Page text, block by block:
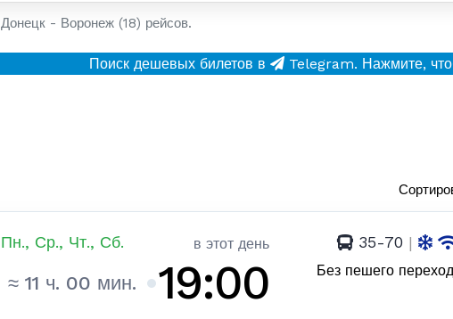
- Воронеж (18) рейсов.
Поиск дешевых билетов в Telegram. Нажмите,
Пн., Ср., Чт., Сб. в этот день
≈ 11 ч. 00 мин. 19:00
35-70 |
Без пешего